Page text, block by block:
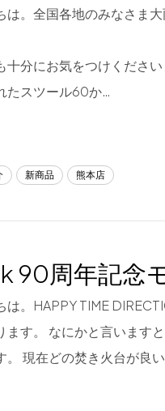
は。全国各地のみなさま
長雨続
十分にお気をつけくださ
たスツール60か…
新商品 熊本店
90周年記念
は。HAPPY TIME
ます。 なにかと言います
。 現在どの焚き火台が良